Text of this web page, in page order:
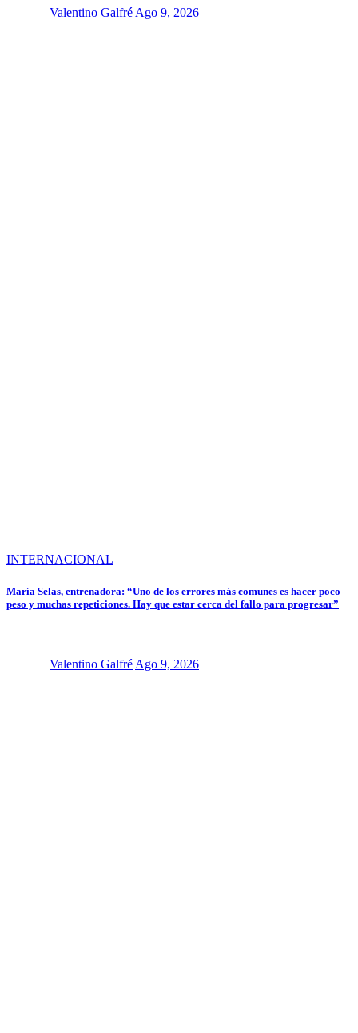
Valentino GalfréAgo 9, 2026
INTERNACIONAL
María Selas, entrenadora: “Uno de los errores más comunes es hacer poco
peso y muchas repeticiones. Hay que estar cerca del fallo para progresar”
Valentino Galfré Ago 9, 2026